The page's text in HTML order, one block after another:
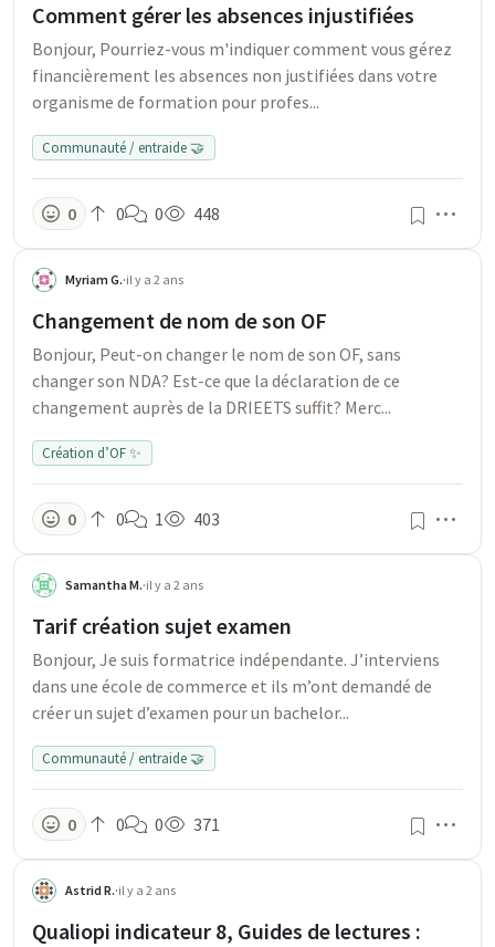
Comment gérer les absences injustifiées
Bonjour, Pourriez-vous m'indiquer comment vous gérez
financièrement les absences non justifiées dans votre
organisme de formation pour profes...
Communauté / entraide 🤝
0 0 0 448
Myriam G.·il y a 2 ans
Changement de nom de son OF
Bonjour, Peut-on changer le nom de son OF, sans
changer son NDA? Est-ce que la déclaration de ce
changement auprès de la DRIEETS suffit? Merc...
Création d’OF ✨
0 0 1 403
Samantha M.·il y a 2 ans
Tarif création sujet examen
Bonjour, Je suis formatrice indépendante. J’interviens
dans une école de commerce et ils m’ont demandé de
créer un sujet d’examen pour un bachelor...
Communauté / entraide 🤝
0 0 0 371
Astrid R.·il y a 2 ans
Qualiopi indicateur 8, Guides de lectures :